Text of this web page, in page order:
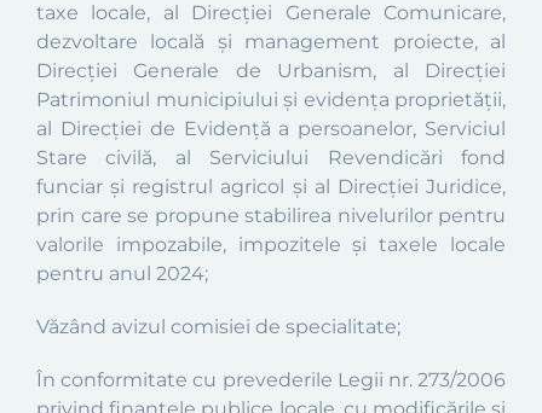
taxe locale, al Direcției Generale Comunicare,
dezvoltare locală și management proiecte, al
Direcției Generale de Urbanism, al Direcției
Patrimoniul municipiului și evidența proprietății,
al Direcției de Evidență a persoanelor, Serviciul
Stare civilă, al Serviciului Revendicări fond
funciar și registrul agricol și al Direcției Juridice,
prin care se propune stabilirea nivelurilor pentru
valorile impozabile, impozitele și taxele locale
pentru anul 2024;
Văzând avizul comisiei de specialitate;
În conformitate cu prevederile Legii nr. 273/2006